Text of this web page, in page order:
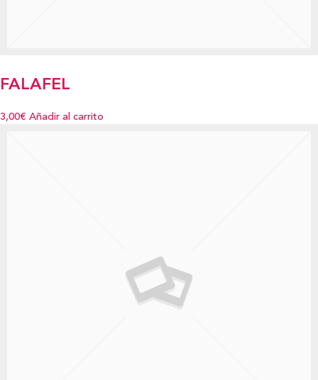
FALAFEL
3,00€ Añadir al carrito